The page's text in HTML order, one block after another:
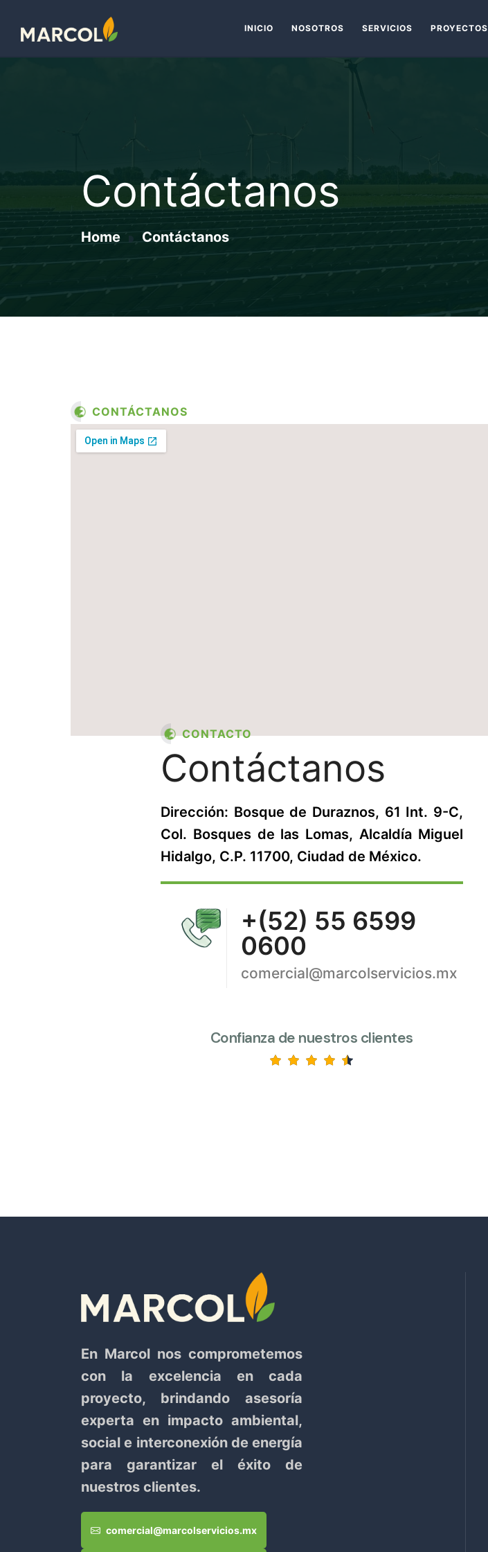
INICIO NOSOTROS SERVICIOS PROYECTOS
Contáctanos
Home Contáctanos
CONTÁCTANOS
CONTACTO
Contáctanos
Dirección: Bosque de Duraznos, 61 Int. 9-C,
Col. Bosques de las Lomas, Alcaldía Miguel
Hidalgo, C.P. 11700, Ciudad de México.
+(52) 55 6599
0600
comercial@marcolservicios.mx
Confianza de nuestros clientes
En Marcol nos comprometemos
con la excelencia en cada
proyecto, brindando asesoría
experta en impacto ambiental,
social e interconexión de energía
para garantizar el éxito de
nuestros clientes.
comercial@marcolservicios.mx